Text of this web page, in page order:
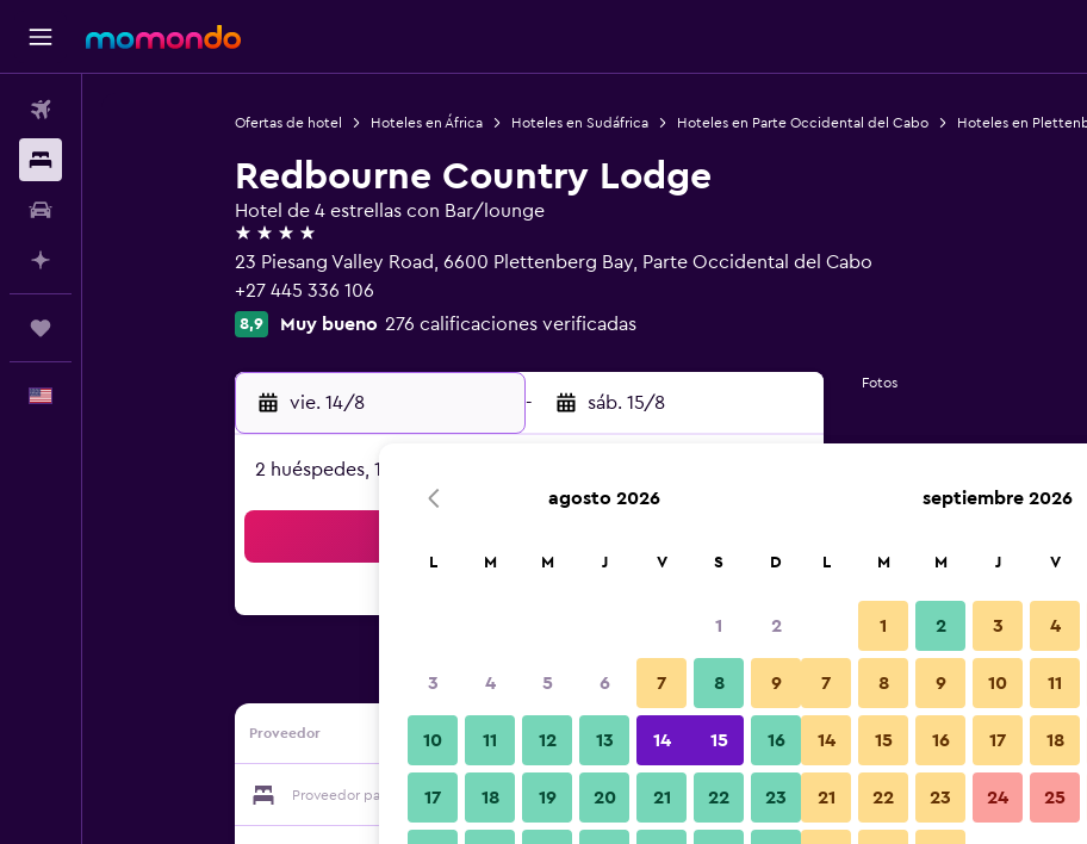
Ofertas de hotel Hoteles en África Hoteles en Sudáfrica Hoteles en Parte Occidental del Cabo Hoteles en
Redbourne Country Lodge
Hotel de 4 estrellas con Bar/lounge
4 estrellas
23 Piesang Valley Road, 6600 Plettenberg Bay, Parte Occidental del Cabo
+27 445 336 106
8,9 Muy bueno 276 calificaciones verificadas
vie. 14/8 - sáb. 15/8
2 huéspedes, 1 habitación
Proveedor
Proveedor para Redbourne Country Lodge Ver precios
Fotos
agosto 2026
L M M J V S D
1 2
3 4 5 6 7 8 9
10 11 12 13 14 15 16
17 18 19 20 21 22 23
septiembre 2026
L M M J V
1 2 3 4
7 8 9 10 11
14 15 16 17 18
21 22 23 24 25